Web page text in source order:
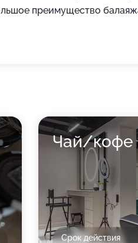
преимущество
Чай/кофе
Срок действия